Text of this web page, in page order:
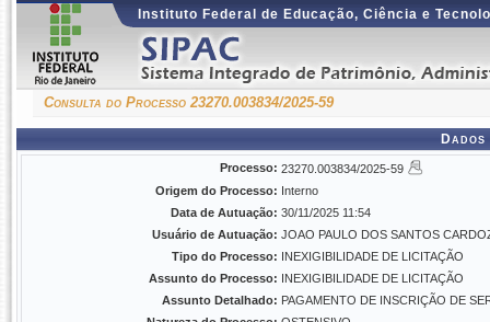
Instituto Federal de Educação, Ciência e
Consulta do Processo 23270.003834/2025-59
Processo: 23270.003834/2025-59
Origem do Processo: Interno
Data de Autuação: 30/11/2025 11:54
Usuário de Autuação: JOAO PAULO DOS SANTOS
Tipo do Processo: INEXIGIBILIDADE DE LICITAÇÃO
Assunto do Processo: INEXIGIBILIDADE DE LICITAÇÃO
Assunto Detalhado: PAGAMENTO DE INSCRIÇÃO DE